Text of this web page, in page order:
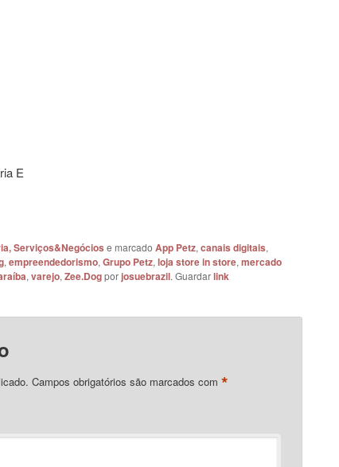
E
Serviços&Negócios e marcado App Petz, canais digitais,
, empreendedorismo, Grupo Petz, loja store in store, mercado
, varejo, Zee.Dogporjosuebrazil. Guardarlink
Campos obrigatórios são marcados com *